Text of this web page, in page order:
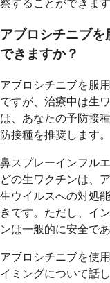
察することができます
アブロシチニブ
できますか？
アブロシチニブを服
ですが、治療中は生
は、あなたの予防接
防接種を推奨します。
鼻スプレーインフル
どの生ワクチンは、
生ウイルスへの対処
きです。ただし、イ
ンは一般的に安全で
アブロシチニブを使
イミングについて話